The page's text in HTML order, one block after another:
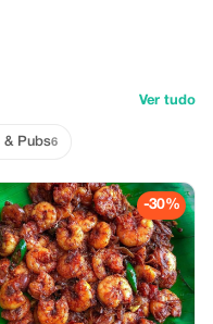
Ver tudo
& Pubs6
-30%